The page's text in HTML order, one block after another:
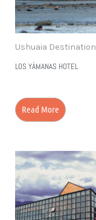
Ushuaia Destination
LOS YÁMANAS HOTEL
Read More